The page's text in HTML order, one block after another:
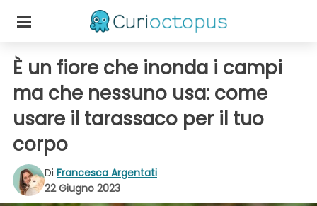
È un fiore che inonda i campi
ma che nessuno usa: come
usare il tarassaco per il tuo
corpo
Di Francesca Argentati
22 Giugno 2023